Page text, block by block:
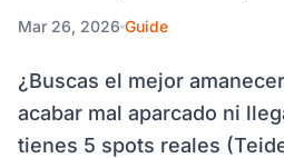
Mar 26, 2026 Guide
¿Buscas el mejor
acabar mal aparcado ni
tienes 5 spots reales